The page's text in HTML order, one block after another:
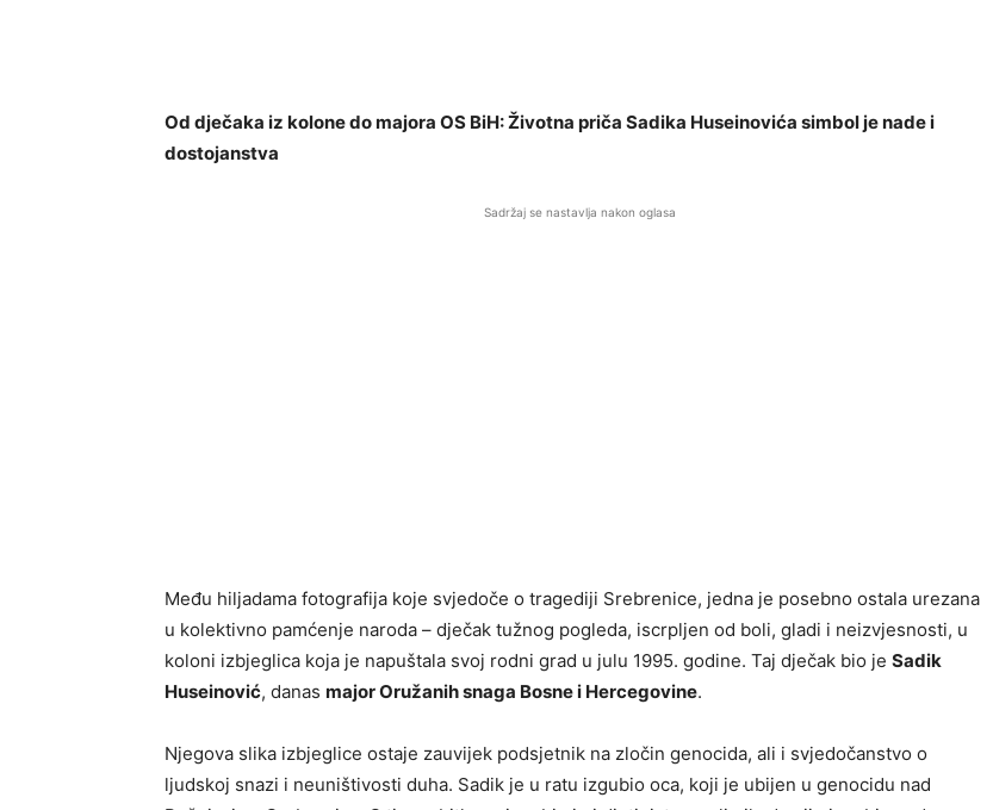
Od dječaka iz kolone do majora OS BiH: Životna priča Sadika Huseinovića simbol je nade i
dostojanstva
Sadržaj se nastavlja nakon oglasa
Među hiljadama fotografija koje svjedoče o tragediji Srebrenice, jedna je posebno ostala urezana
u kolektivno pamćenje naroda – dječak tužnog pogleda, iscrpljen od boli, gladi i neizvjesnosti, u
koloni izbjeglica koja je napuštala svoj rodni grad u julu 1995. godine. Taj dječak bio je Sadik
Huseinović, danas major Oružanih snaga Bosne i Hercegovine.
Njegova slika izbjeglice ostaje zauvijek podsjetnik na zločin genocida, ali i svjedočanstvo o
ljudskoj snazi i neuništivosti duha. Sadik je u ratu izgubio oca, koji je ubijen u genocidu nad